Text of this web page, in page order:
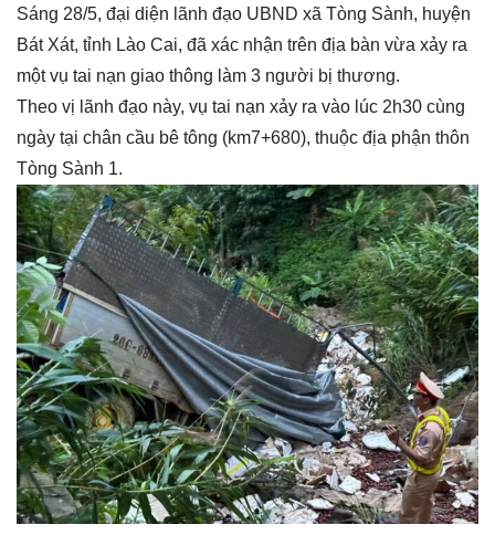
Sáng 28/5, đại diện lãnh đạo UBND xã Tòng Sành, huyện
Bát Xát, tỉnh Lào Cai, đã xác nhận trên địa bàn vừa xảy ra
một vụ tai nạn giao thông làm 3 người bị thương.
Theo vị lãnh đạo này, vụ tai nạn xảy ra vào lúc 2h30 cùng
ngày tại chân cầu bê tông (km7+680), thuộc địa phận thôn
Tòng Sành 1.